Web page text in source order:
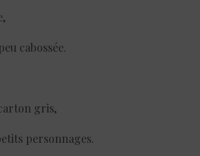
cabossée.
gris,
personnages.